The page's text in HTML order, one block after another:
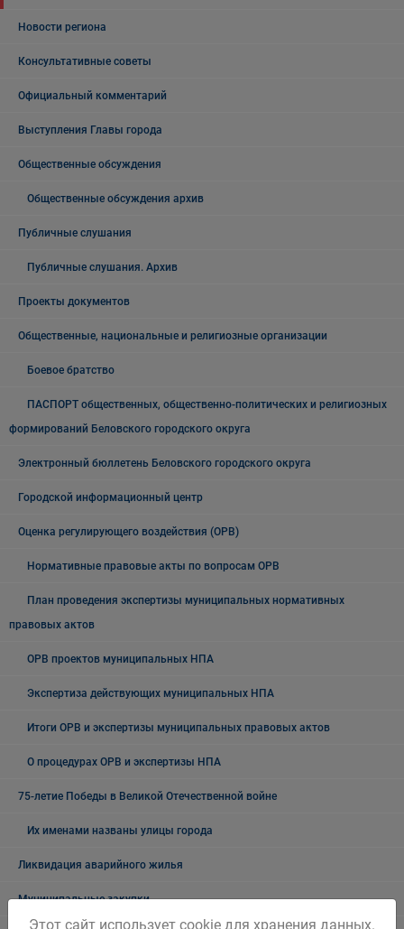
Новости региона
Консультативные советы
Официальный комментарий
Выступления Главы города
Общественные обсуждения
Общественные обсуждения архив
Публичные слушания
Публичные слушания. Архив
Проекты документов
Общественные, национальные и религиозные организации
Боевое братство
ПАСПОРТ общественных, общественно-политических и религиозных
формирований Беловского городского округа
Электронный бюллетень Беловского городского округа
Городской информационный центр
Оценка регулирующего воздействия (ОРВ)
Нормативные правовые акты по вопросам ОРВ
План проведения экспертизы муниципальных нормативных
правовых актов
ОРВ проектов муниципальных НПА
Экспертиза действующих муниципальных НПА
Итоги ОРВ и экспертизы муниципальных правовых актов
О процедурах ОРВ и экспертизы НПА
75-летие Победы в Великой Отечественной войне
Их именами названы улицы города
Ликвидация аварийного жилья
Муниципальные закупки
Этот сайт использует cookie для хранения данных.